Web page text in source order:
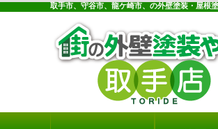
取手市、守谷市、龍ケ崎市、の外壁塗装・屋根